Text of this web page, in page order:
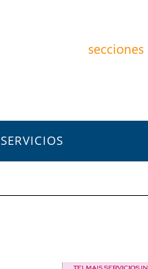
secciones
SERVICIOS